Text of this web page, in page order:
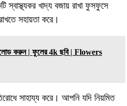
স্বাস্থ্যকর খাদ্য বজায় রাখা ফুসফুসে
সহায়তা করে।
করুন | ফুলের 4k ছবি | Flowers
সাহায্য করে। আপনি যদি নিয়মিত